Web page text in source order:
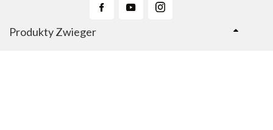
Produkty Zwieger